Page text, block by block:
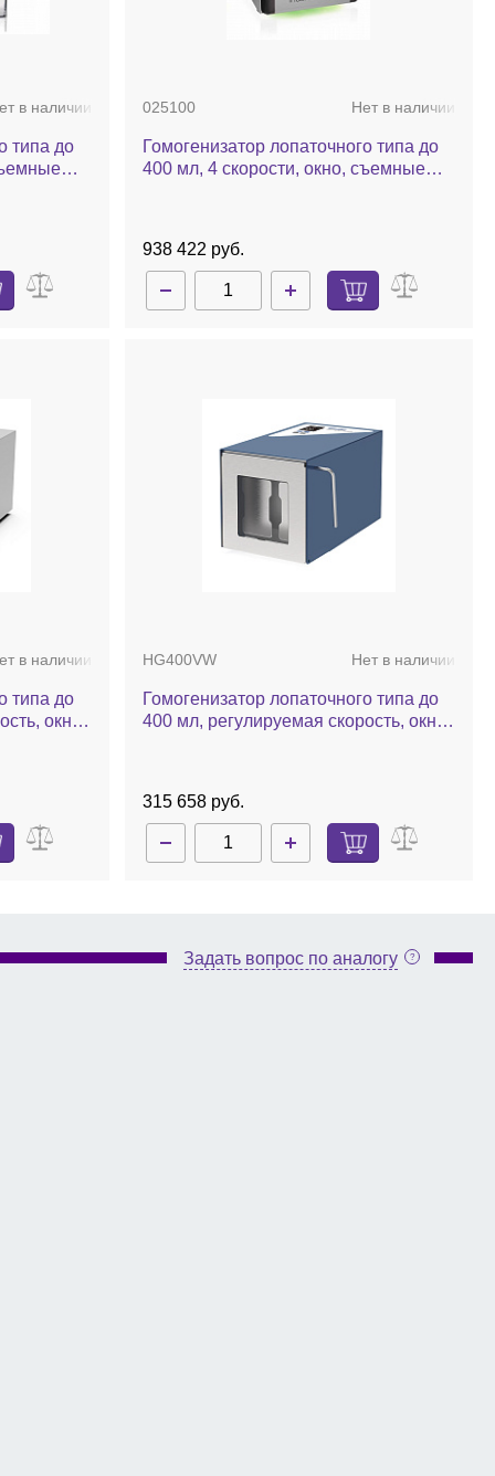
в наличии
типа до
025100 Нет в наличии
Гомогенизатор лопаточного типа до
400 мл, 4 скорости, окно, съемные
938 422 руб.
в наличии
типа до
окно,
HG400VW Нет в наличии
Гомогенизатор лопаточного типа до
400 мл, регулируемая скорость, окно,
315 658 руб.
Задать вопрос по аналогу